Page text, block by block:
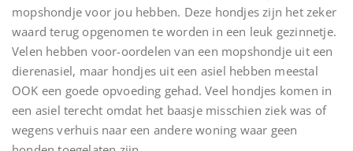
mopshondje voor jou hebben. Deze hondjes zijn het zeker
waard terug opgenomen te worden in een leuk gezinnetje.
Velen hebben voor-oordelen van een mopshondje uit een
dierenasiel, maar hondjes uit een asiel hebben meestal
OOK een goede opvoeding gehad. Veel hondjes komen in
een asiel terecht omdat het baasje misschien ziek was of
wegens verhuis naar een andere woning waar geen